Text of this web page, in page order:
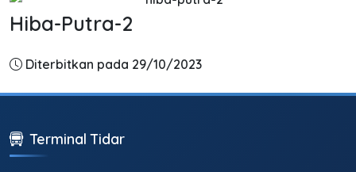
Hiba-Putra-2
Diterbitkan pada 29/10/2023
Terminal Tidar